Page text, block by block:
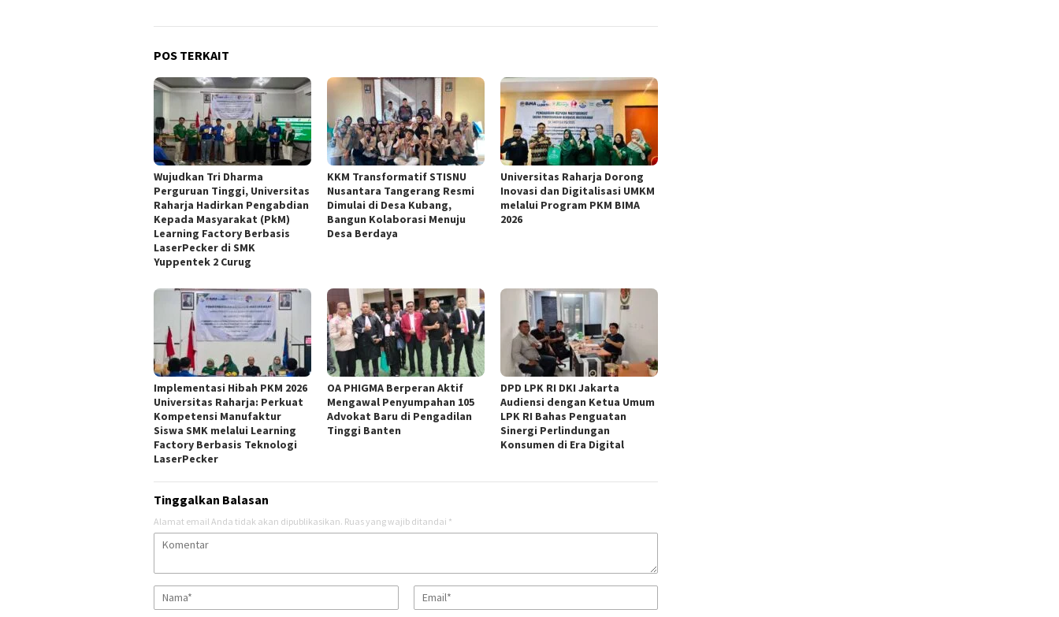
POS TERKAIT
Wujudkan Tri Dharma
Perguruan Tinggi, Universitas
Raharja Hadirkan Pengabdian
Kepada Masyarakat (PkM)
Learning Factory Berbasis
LaserPecker di SMK
Yuppentek 2 Curug
KKM Transformatif STISNU
Nusantara Tangerang Resmi
Dimulai di Desa Kubang,
Bangun Kolaborasi Menuju
Desa Berdaya
Universitas Raharja Dorong
Inovasi dan Digitalisasi UMKM
melalui Program PKM BIMA
2026
Implementasi Hibah PKM 2026
Universitas Raharja: Perkuat
Kompetensi Manufaktur
Siswa SMK melalui Learning
Factory Berbasis Teknologi
LaserPecker
OA PHIGMA Berperan Aktif
Mengawal Penyumpahan 105
Advokat Baru di Pengadilan
Tinggi Banten
DPD LPK RI DKI Jakarta
Audiensi dengan Ketua Umum
LPK RI Bahas Penguatan
Sinergi Perlindungan
Konsumen di Era Digital
Tinggalkan Balasan
Alamat email Anda tidak akan dipublikasikan. Ruas yang wajib ditandai *